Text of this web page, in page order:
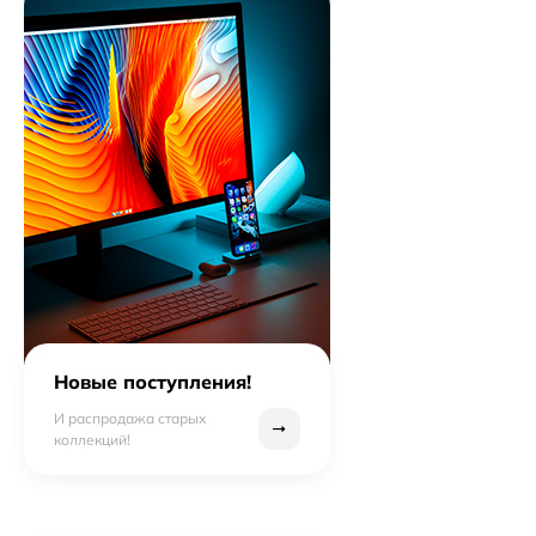
Новые поступления!
И распродажа старых
коллекций!